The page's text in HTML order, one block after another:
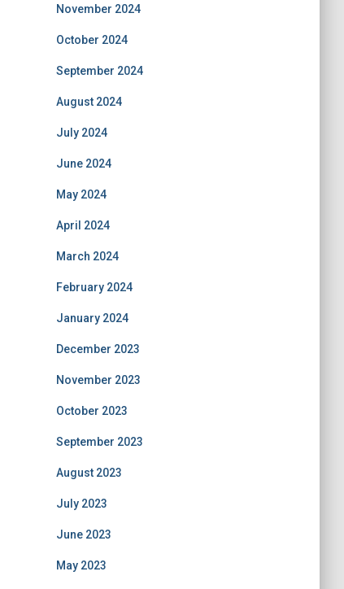
November 2024
October 2024
September 2024
August 2024
July 2024
June 2024
May 2024
April 2024
March 2024
February 2024
January 2024
December 2023
November 2023
October 2023
September 2023
August 2023
July 2023
June 2023
May 2023